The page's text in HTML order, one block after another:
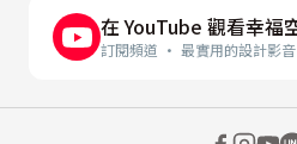
在 YouTube 觀看幸福
訂閱頻道 · 最實用的設計影音